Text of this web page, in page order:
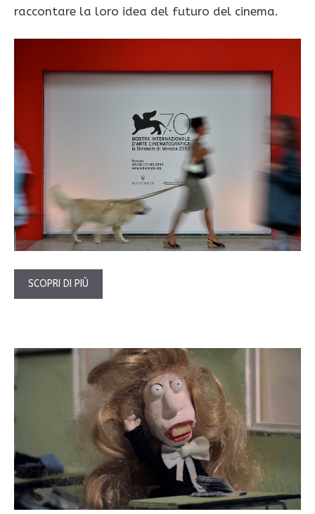
raccontare la loro idea del futuro del cinema.
SCOPRI DI PIÙ